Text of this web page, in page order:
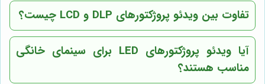
تفاوت بین ویدئو پروژکتورهای DLP و LCD چیست؟
آیا ویدئو پروژکتورهای LED برای سینمای خانگی
مناسب هستند؟